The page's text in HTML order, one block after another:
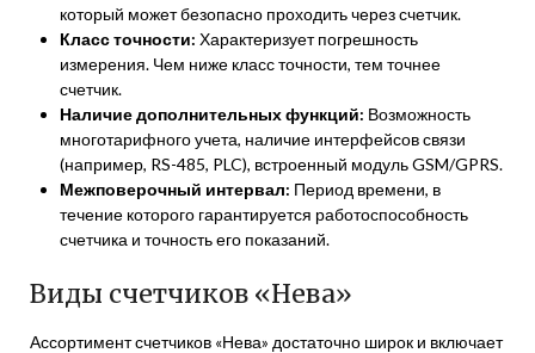
который может безопасно проходить через счетчик.
Класс точности: Характеризует погрешность
измерения. Чем ниже класс точности, тем точнее
счетчик.
Наличие дополнительных функций: Возможность
многотарифного учета, наличие интерфейсов связи
(например, RS-485, PLC), встроенный модуль GSM/GPRS.
Межповерочный интервал: Период времени, в
течение которого гарантируется работоспособность
счетчика и точность его показаний.
Виды счетчиков «Нева»
Ассортимент счетчиков «Нева» достаточно широк и включает